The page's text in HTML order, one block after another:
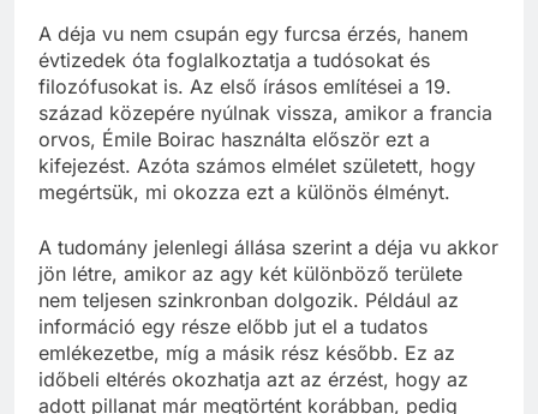
A déja vu nem csupán egy furcsa érzés, hanem
évtizedek óta foglalkoztatja a tudósokat és
filozófusokat is. Az első írásos említései a 19.
század közepére nyúlnak vissza, amikor a francia
orvos, Émile Boirac használta először ezt a
kifejezést. Azóta számos elmélet született, hogy
megértsük, mi okozza ezt a különös élményt.
A tudomány jelenlegi állása szerint a déja vu akkor
jön létre, amikor az agy két különböző területe
nem teljesen szinkronban dolgozik. Például az
információ egy része előbb jut el a tudatos
emlékezetbe, míg a másik rész később. Ez az
időbeli eltérés okozhatja azt az érzést, hogy az
adott pillanat már megtörtént korábban, pedig